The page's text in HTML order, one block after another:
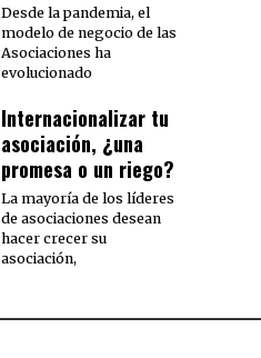
Desde la pandemia, el
modelo de negocio de las
Asociaciones ha
evolucionado
Internacionalizar tu
asociación, ¿una
promesa o un riego?
La mayoría de los líderes
de asociaciones desean
hacer crecer su
asociación,